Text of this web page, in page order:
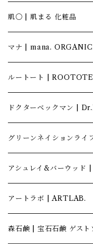
肌〇 | 肌まる 化粧品
マナ | mana.
ルートート | ROOTOTE
ドクターベックマン |
グリーンネイションラ
アシュレイ&バーウッ
アートラボ | ARTLAB.
森石鹸 | 宝石石鹸 ゲスト